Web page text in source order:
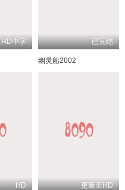
HD中字 已完结
幽灵船2002
HD 更新至HD